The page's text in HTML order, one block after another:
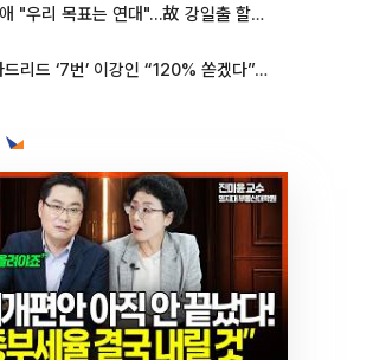
추미애 "우리 목표는 연대"…故 강일출 할머니 흉상 제막
AT마드리드 ‘7번’ 이강인 “120% 쏟겠다”⋯시메오네 감독 “필요한 선수”